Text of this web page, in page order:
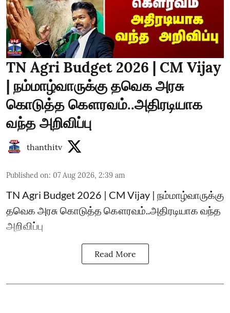
TN Agri Budget 2026 | CM Vijay
| நம்மாழ்வாருக்கு தவெக அரசு
கொடுத்த கௌரவம்..அதிரடியாக
வந்த அறிவிப்பு
thanthitv
Published on: 07 Aug 2026, 2:39 am
TN Agri Budget 2026 | CM Vijay | நம்மாழ்வாருக்கு
தவெக அரசு கொடுத்த கௌரவம்..அதிரடியாக வந்த
அறிவிப்பு
Read More